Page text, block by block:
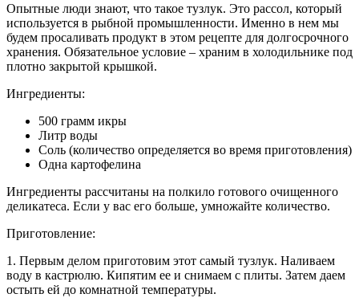
Опытные люди знают, что такое тузлук. Это рассол, который
используется в рыбной промышленности. Именно в нем мы
будем просаливать продукт в этом рецепте для долгосрочного
хранения. Обязательное условие – храним в холодильнике под
плотно закрытой крышкой.
Ингредиенты:
500 грамм икры
Литр воды
Соль (количество определяется во время приготовления)
Одна картофелина
Ингредиенты рассчитаны на полкило готового очищенного
деликатеса. Если у вас его больше, умножайте количество.
Приготовление:
1. Первым делом приготовим этот самый тузлук. Наливаем
воду в кастрюлю. Кипятим ее и снимаем с плиты. Затем даем
остыть ей до комнатной температуры.